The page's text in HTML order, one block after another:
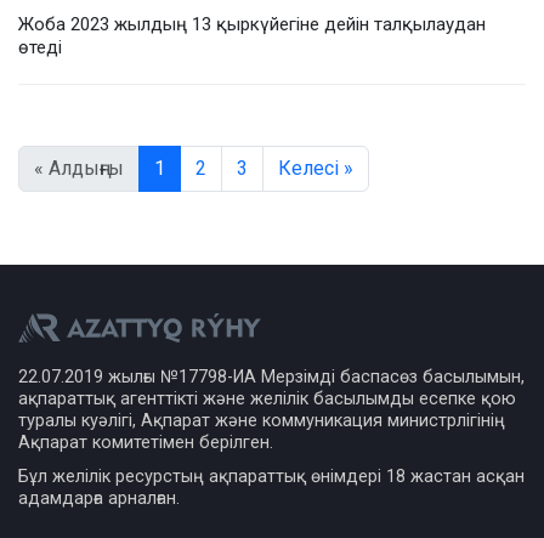
Жоба 2023 жылдың 13 қыркүйегіне дейін талқылаудан
өтеді
« Алдыңғы 1 2 3 Келесі »
22.07.2019 жылғы №17798-ИА Мерзімді баспасөз басылымын,
ақпараттық агенттікті және желілік басылымды есепке қою
туралы куәлігі, Ақпарат және коммуникация министрлігінің
Ақпарат комитетімен берілген.
Бұл желілік ресурстың ақпараттық өнімдері 18 жастан асқан
адамдарға арналған.